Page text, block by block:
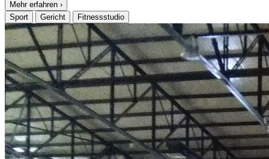
Mehr erfahren ›
Sport
Gericht Fitnessstudio